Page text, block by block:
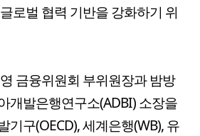
로벌 협력 기반을 강화하기 위
금융위원회 부위원장과 밤방
개발은행연구소(ADBI) 소장을
기구(OECD), 세계은행(WB), 유